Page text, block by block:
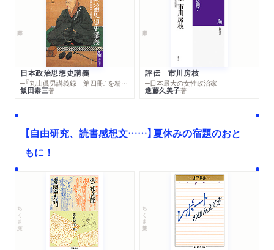
日本政治思想史講義
─『丸山眞男講義録 第四冊』を精読する
飯田泰三著
評伝 市川房枝
─日本最大の女性政治家
進藤久美子著
【自由研究、読書感想文……】夏休みの宿題のおと
もに！
ちくま文庫 ちくま学芸文庫